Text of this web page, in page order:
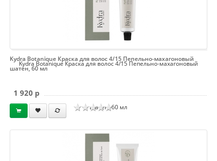
Kydra Botanique Краска для волос 4/15 Пепельно-махагоновый
шатен, 60 мл
Kydra Botanique Краска для волос 4/15 Пепельно-махагоновый
шатен, 60 мл
1 920 p